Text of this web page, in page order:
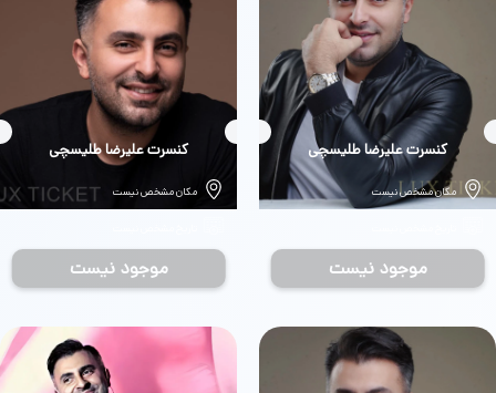
بلیط
کنسرت علیرضا طلیسچی
مکان مشخص نیست
موجود نیست
بلیط
کنسرت علیرضا طلیسچی
مکان مشخص نیست
موجود نیست